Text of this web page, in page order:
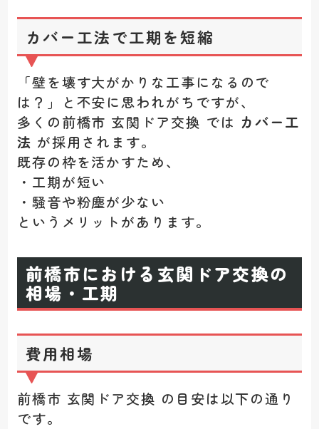
カバー工法で工期を短縮
「壁を壊す大がかりな工事になるので
は？」と不安に思われがちですが、
多くの前橋市 玄関ドア交換 では カバー工
法 が採用されます。
既存の枠を活かすため、
・工期が短い
・騒音や粉塵が少ない
というメリットがあります。
前橋市における玄関ドア交換の
相場・工期
費用相場
前橋市 玄関ドア交換 の目安は以下の通り
です。